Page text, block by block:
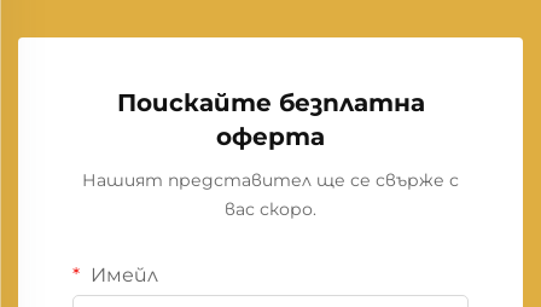
Поискайте безплатна
оферта
Нашият представител ще се свърже с
вас скоро.
Имейл